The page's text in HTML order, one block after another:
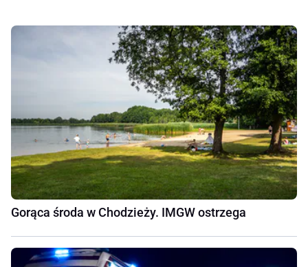
Gorąca środa w Chodzieży. IMGW ostrzega